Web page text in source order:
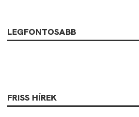
LEGFONTOSABB
FRISS HÍREK